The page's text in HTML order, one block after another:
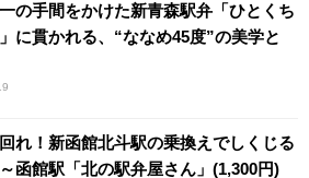
の手間をかけた新青森駅弁「ひとくち
に貫かれる、“ななめ45度”の美学と
れ！新函館北斗駅の乗換えでしくじる
函館駅「北の駅弁屋さん」(1,300円)